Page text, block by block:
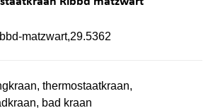
matzwart,29.5362
thermostaatkraan,
bad kraan